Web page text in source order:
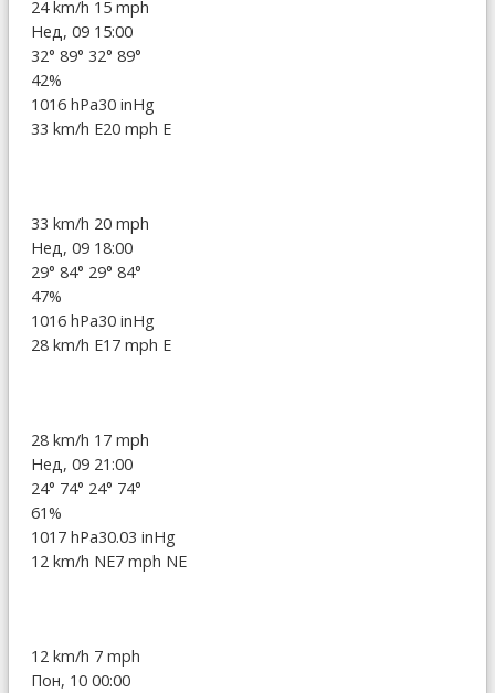
24 km/h 15 mph
Нед, 09 15:00
32° 89° 32° 89°
42%
1016 hPa30 inHg
33 km/h E20 mph E
33 km/h 20 mph
Нед, 09 18:00
29° 84° 29° 84°
47%
1016 hPa30 inHg
28 km/h E17 mph E
28 km/h 17 mph
Нед, 09 21:00
24° 74° 24° 74°
61%
1017 hPa30.03 inHg
12 km/h NE7 mph NE
12 km/h 7 mph
Пон, 10 00:00